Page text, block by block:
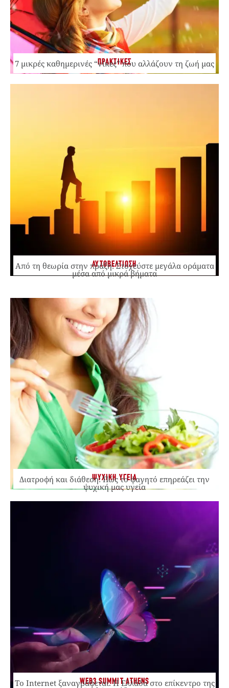
ΠΡΑΚΤΙΚΕΣ
7 μικρές καθημερινές “νίκες” που αλλάζουν τη ζωή μας
ΑΥΤΟΒΕΛΤΙΩΣΗ
Από τη θεωρία στην πράξη: Στοχεύστε μεγάλα οράματα
μέσα από μικρά βήματα
ΨΥΧΙΚΗ ΥΓΕΙΑ
Διατροφή και διάθεση: Πώς το φαγητό επηρεάζει την
ψυχική μας υγεία
WEB3 SUMMIT ATHENS
Το Internet ξαναγράφεται. Η Ελλάδα στο επίκεντρο της